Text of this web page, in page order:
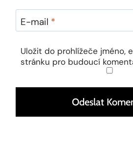
E-mail *
Uložit do prohlížeče jméno,
stránku pro budoucí